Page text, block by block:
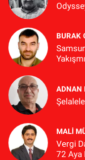
BURAK
ADNAN
MALI
Vergi
72 Aya